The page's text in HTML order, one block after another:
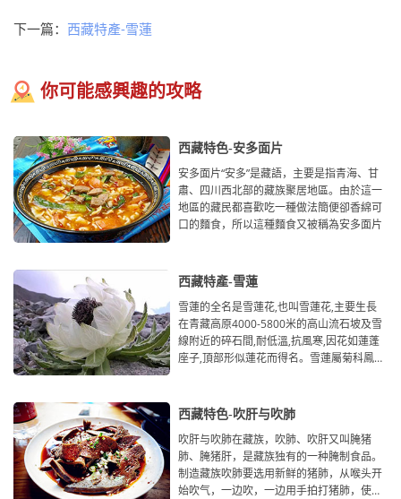
下一篇： 西藏特產-雪蓮
你可能感興趣的攻略
西藏特色-安多面片
安多面片“安多”是藏語，主要是指青海、甘
肅、四川西北部的藏族聚居地區。由於這一
地區的藏民都喜歡吃一種做法簡便卻香綿可
口的麵食，所以這種麵食又被稱為安多面片
西藏特產-雪蓮
雪蓮的全名是雪蓮花,也叫雪蓮花,主要生長
在青藏高原4000-5800米的高山流石坡及雪
線附近的碎石間,耐低溫,抗風寒,因花如蓮蓬
座子,頂部形似蓮花而得名。雪蓮屬菊科鳳毛
西藏特色-吹肝与吹肺
吹肝与吹肺在藏族，吹肺、吹肝又叫腌猪
肺、腌猪肝，是藏族独有的一种腌制食品。
制造藏族吹肺要选用新鲜的猪肺，从喉头开
始吹气，一边吹，一边用手拍打猪肺，使其